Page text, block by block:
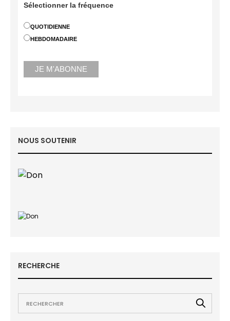
Sélectionner la fréquence
QUOTIDIENNE
HEBDOMADAIRE
NOUS SOUTENIR
RECHERCHE